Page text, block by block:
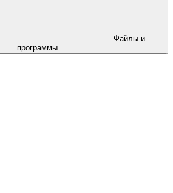
программы